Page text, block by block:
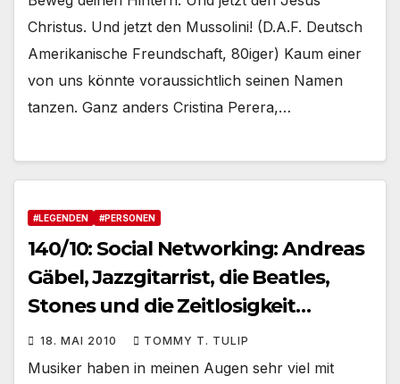
Christus. Und jetzt den Mussolini! (D.A.F. Deutsch
Amerikanische Freundschaft, 80iger) Kaum einer
von uns könnte voraussichtlich seinen Namen
tanzen. Ganz anders Cristina Perera,…
#LEGENDEN #PERSONEN
140/10: Social Networking: Andreas
Gäbel, Jazzgitarrist, die Beatles,
Stones und die Zeitlosigkeit…
18. MAI 2010 TOMMY T. TULIP
Musiker haben in meinen Augen sehr viel mit